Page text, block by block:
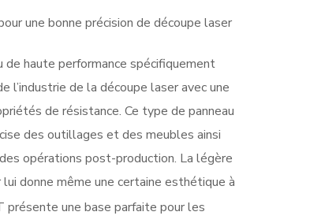
une bonne précision de découpe laser
haute performance spécifiquement
l’industrie de la découpe laser avec une
de résistance. Ce type de panneau
des outillages et des meubles ainsi
opérations post-production. La légère
donne même une certaine esthétique à
présente une base parfaite pour les